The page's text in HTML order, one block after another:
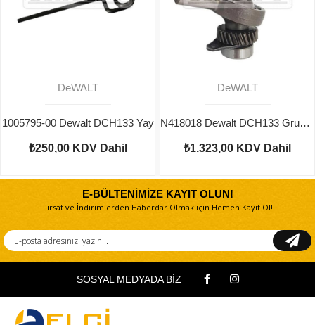
DeWALT
1005795-00 Dewalt DCH133 Yay
₺250,00 KDV Dahil
DeWALT
N418018 Dewalt DCH133 Grup Dişli
₺1.323,00 KDV Dahil
E-BÜLTENİMİZE KAYIT OLUN!
Fırsat ve İndirimlerden Haberdar Olmak için Hemen Kayıt Ol!
SOSYAL MEDYADA BİZ